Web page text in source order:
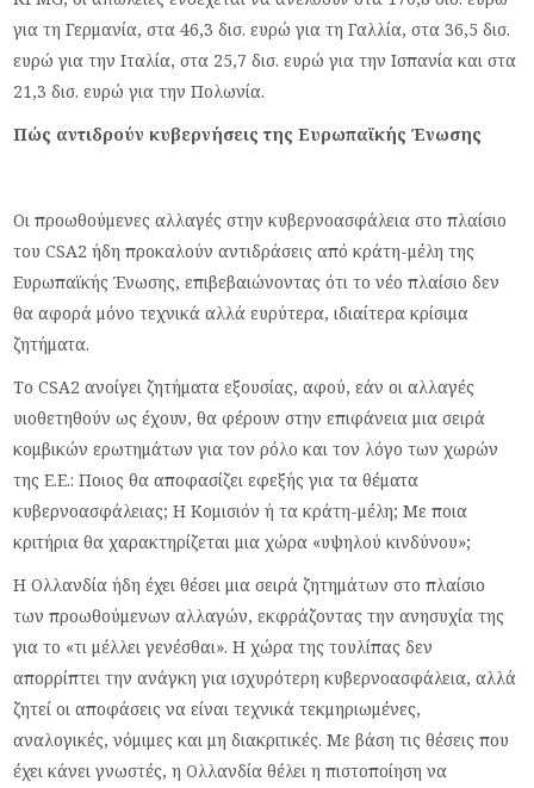
για τη Γερμανία, στα 46,3 δισ. ευρώ για τη Γαλλία, στα 36,5 δισ.
ευρώ για την Ιταλία, στα 25,7 δισ. ευρώ για την Ισπανία και στα
21,3 δισ. ευρώ για την Πολωνία.
Πώς αντιδρούν κυβερνήσεις της Ευρωπαϊκής Ένωσης
Οι προωθούμενες αλλαγές στην κυβερνοασφάλεια στο πλαίσιο
του CSA2 ήδη προκαλούν αντιδράσεις από κράτη-μέλη της
Ευρωπαϊκής Ένωσης, επιβεβαιώνοντας ότι το νέο πλαίσιο δεν
θα αφορά μόνο τεχνικά αλλά ευρύτερα, ιδιαίτερα κρίσιμα
ζητήματα.
Το CSA2 ανοίγει ζητήματα εξουσίας, αφού, εάν οι αλλαγές
υιοθετηθούν ως έχουν, θα φέρουν στην επιφάνεια μια σειρά
κομβικών ερωτημάτων για τον ρόλο και τον λόγο των χωρών
της Ε.Ε.: Ποιος θα αποφασίζει εφεξής για τα θέματα
κυβερνοασφάλειας; Η Κομισιόν ή τα κράτη-μέλη; Με ποια
κριτήρια θα χαρακτηρίζεται μια χώρα «υψηλού κινδύνου»;
Η Ολλανδία ήδη έχει θέσει μια σειρά ζητημάτων στο πλαίσιο
των προωθούμενων αλλαγών, εκφράζοντας την ανησυχία της
για το «τι μέλλει γενέσθαι». Η χώρα της τουλίπας δεν
απορρίπτει την ανάγκη για ισχυρότερη κυβερνοασφάλεια, αλλά
ζητεί οι αποφάσεις να είναι τεχνικά τεκμηριωμένες,
αναλογικές, νόμιμες και μη διακριτικές. Με βάση τις θέσεις που
έχει κάνει γνωστές, η Ολλανδία θέλει η πιστοποίηση να